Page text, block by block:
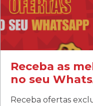
Receba as
no seu
Receba ofertas